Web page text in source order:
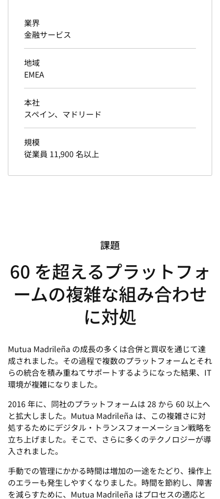
業界
金融サービス
地域
EMEA
本社
スペイン、マドリード
規模
従業員 11,900 名以上
課題
60 を超えるプラットフォ
ームの複雑な組み合わせ
に対処
Mutua Madrileña の成長の多くは合併と買収を通じて達
成されました。その過程で複数のプラットフォームとそれ
らの統合を積み重ねてサポートするようになった結果、IT
環境が複雑になりました。
2016 年に、同社のプラットフォームは 28 から 60 以上へ
と拡大しました。Mutua Madrileña は、この複雑さに対
処するためにデジタル・トランスフォーメーション戦略を
立ち上げました。そこで、さらに多くのテクノロジーが導
入されました。
手動での管理にかかる時間は増加の一途をたどり、操作上
のエラーも発生しやすくなりました。時間を節約し、障害
を減らすために、Mutua Madrileña はプロセスの適応と